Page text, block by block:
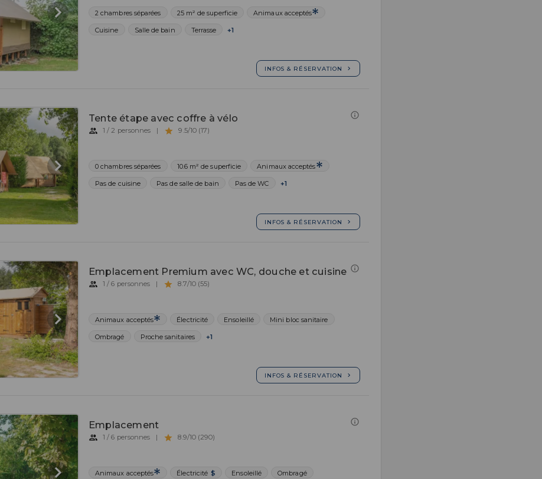
2 chambres séparées 25 m² de superficie Animaux acceptés
Cuisine Salle de bain Terrasse +1
INFOS & RÉSERVATION
Tente étape avec coffre à vélo
1 / 2 personnes | 9.5/10 (17)
0 chambres séparées 10.6 m² de superficie Animaux acceptés
Pas de cuisine Pas de salle de bain Pas de WC +1
INFOS & RÉSERVATION
Emplacement Premium avec WC, douche et cuisine
1 / 6 personnes | 8.7/10 (55)
Animaux acceptés Électricité Ensoleillé Mini bloc sanitaire
Ombragé Proche sanitaires +1
INFOS & RÉSERVATION
Emplacement
1 / 6 personnes | 8.9/10 (290)
Animaux acceptés Électricité $ Ensoleillé Ombragé